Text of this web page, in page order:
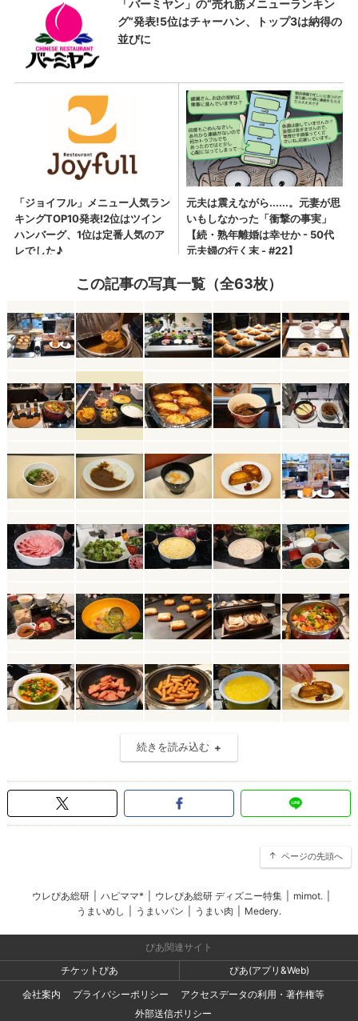
この記事の写真一覧（全63枚）
続きを読み込む
ページの先頭へ
ウレぴあ総研 ハピママ* ウレぴあ総研 ディズニー特集 mimot.
うまいめし
うまいパン うまい肉 Medery.
ぴあ関連サイト
チケットぴあ
ぴあ(アプリ&Web)
会社案内
プライバシーポリシー
アクセスデータの利用・著作権等
外部送信ポリシー